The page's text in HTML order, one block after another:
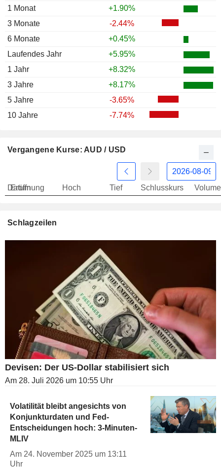
1 Monat
+1.90%
3 Monate
-2.44%
6 Monate
+0.45%
Laufendes Jahr
+5.95%
1 Jahr
+8.32%
3 Jahre
+8.17%
5 Jahre
-3.65%
10 Jahre
-7.74%
Vergangene Kurse: AUD / USD
Datum
Eröffnung Hoch Tief Schlusskurs
Schlagzeilen
Devisen: Der US-Dollar stabilisiert sich
Am 28. Juli 2026 um 10:55 Uhr
Volatilität bleibt angesichts von
Konjunkturdaten und Fed-
Entscheidungen hoch: 3-Minuten-
MLIV
Am 24. November 2025 um 13:11
Uhr